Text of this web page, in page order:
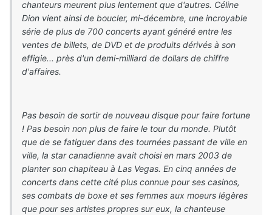
chanteurs meurent plus lentement que d'autres. Céline
Dion vient ainsi de boucler, mi-décembre, une incroyable
série de plus de 700 concerts ayant généré entre les
ventes de billets, de DVD et de produits dérivés à son
effigie... près d'un demi-milliard de dollars de chiffre
d'affaires.
Pas besoin de sortir de nouveau disque pour faire fortune
! Pas besoin non plus de faire le tour du monde. Plutôt
que de se fatiguer dans des tournées passant de ville en
ville, la star canadienne avait choisi en mars 2003 de
planter son chapiteau à Las Vegas. En cinq années de
concerts dans cette cité plus connue pour ses casinos,
ses combats de boxe et ses femmes aux moeurs légères
que pour ses artistes propres sur eux, la chanteuse